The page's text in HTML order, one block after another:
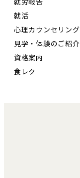
就活
心理カウンセリング
見学・体験のご紹介
資格案内
食レク